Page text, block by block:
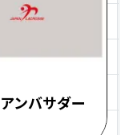
ンバサダー